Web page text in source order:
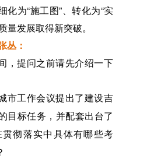
化为“施工图”、转化为“实
量发展取得新突破。
丛：
，提问之前请先介绍一下
市工作会议提出了建设吉
目标任务，并配套出台了
彻落实中具体有哪些考